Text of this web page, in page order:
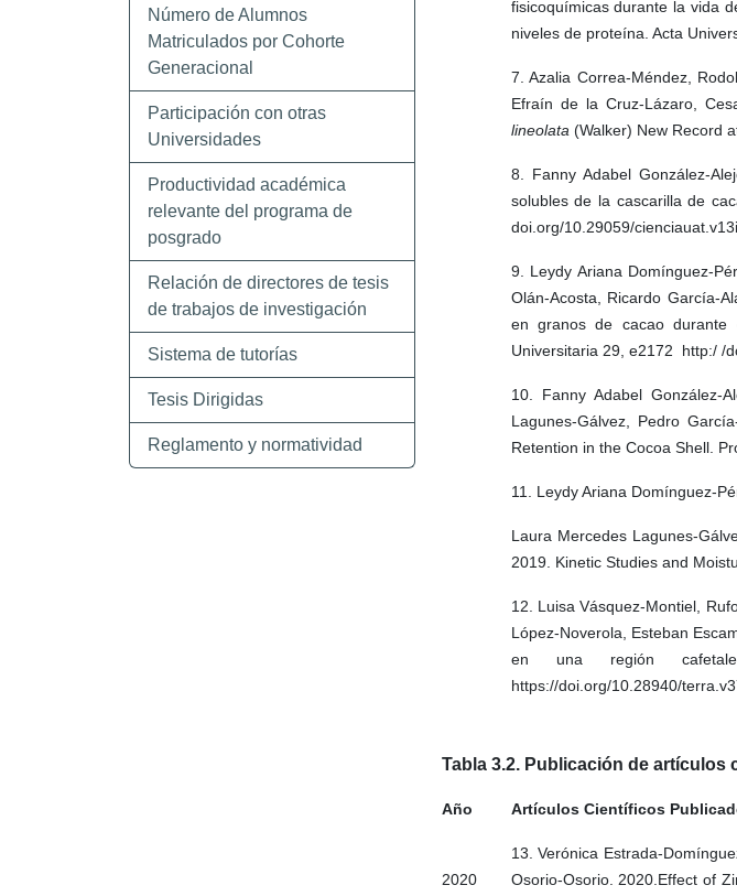
Número de Alumnos
Matriculados por Cohorte
Generacional
Participación con otras
Universidades
Productividad académica
relevante del programa de
posgrado
Relación de directores de tesis
de trabajos de investigación
Sistema de tutorías
Tesis Dirigidas
Reglamento y normatividad
fisicoquímicas durante la vida
niveles de proteína. Acta
7. Azalia Correa-Méndez,
Efraín de la Cruz-Lázaro,
lineolata (Walker) New Record
8. Fanny Adabel González-
solubles de la cascarilla de
doi.org/10.29059/
9. Leydy Ariana Domínguez-
Olán-Acosta, Ricardo García-
en granos de cacao durante
Universitaria 29, e2172 http:/ /
10. Fanny Adabel González-
Lagunes-Gálvez, Pedro
Retention in the Cocoa Shell.
11. Leydy Ariana Domínguez-
Laura Mercedes Lagunes-
2019. Kinetic Studies and
12. Luisa Vásquez-Montiel,
López-Noverola, Esteban
en una región
https://doi.org/10.28940/
Tabla 3.2. Publicación de
Año Artículos Científicos
2020
13. Verónica Estrada-
Osorio-Osorio. 2020.Effect of